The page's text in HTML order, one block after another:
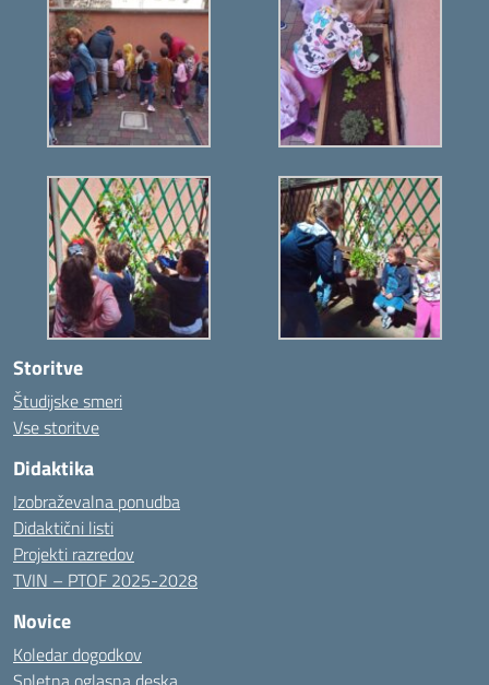
Storitve
Študijske smeri
Vse storitve
Didaktika
Izobraževalna ponudba
Didaktični listi
Projekti razredov
TVIN – PTOF 2025-2028
Novice
Koledar dogodkov